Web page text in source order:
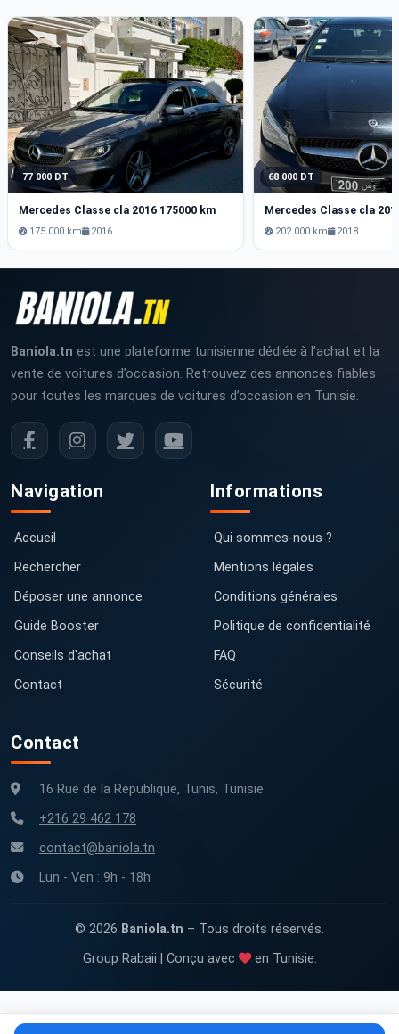
77 000 DT
Mercedes Classe cla 2016 175000 km
175 000 km 2016
68 000 DT
Mercedes Classe cla
202 000 km 2018
Baniola.tn est une plateforme tunisienne dédiée à l’achat et la
vente de voitures d’occasion. Retrouvez des annonces fiables
pour toutes les marques de voitures d’occasion en Tunisie.
Navigation
Accueil
Rechercher
Déposer une annonce
Guide Booster
Conseils d'achat
Contact
Informations
Qui sommes-nous ?
Mentions légales
Conditions générales
Politique de confidentialité
FAQ
Sécurité
Contact
16 Rue de la République, Tunis, Tunisie
+216 29 462 178
contact@baniola.tn
Lun - Ven : 9h - 18h
© 2026 Baniola.tn – Tous droits réservés.
Group Rabaii | Conçu avec
en Tunisie.